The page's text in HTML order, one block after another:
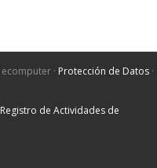
ecomputer · Protección de Datos ·
Registro de Actividades de